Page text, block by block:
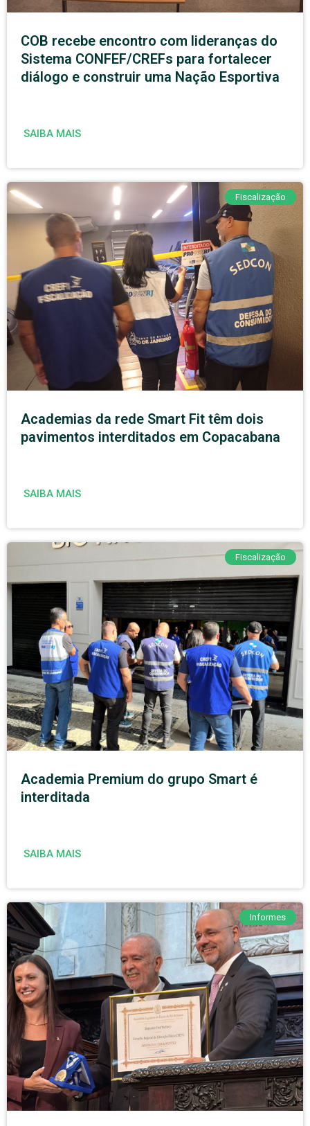
COB recebe encontro com lideranças do
Sistema CONFEF/CREFs para fortalecer
diálogo e construir uma Nação Esportiva
SAIBA MAIS
Fiscalização
Academias da rede Smart Fit têm dois
pavimentos interditados em Copacabana
SAIBA MAIS
Fiscalização
Academia Premium do grupo Smart é
interditada
SAIBA MAIS
Informes